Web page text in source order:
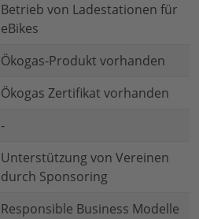
Betrieb von Ladestationen für
eBikes
Ökogas-Produkt vorhanden
Ökogas Zertifikat vorhanden
-
Unterstützung von Vereinen
durch Sponsoring
Responsible Business Modelle